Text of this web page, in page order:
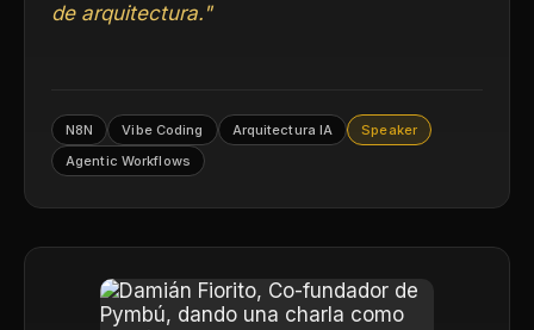
de arquitectura."
N8N Vibe Coding Arquitectura IA
Speaker
Agentic Workflows